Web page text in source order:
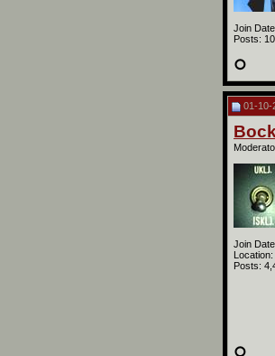
Join
Posts:
01-10-
Join
Posts: